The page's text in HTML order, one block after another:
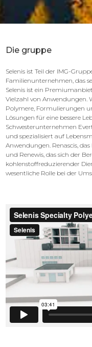
Die gruppe
Selenis ist Teil der IMG-
Familienunternehmen, das
Selenis ist ein
Vielzahl von Anwendungen.
Polymere, Formulierungen
Lösungen für eine bessere
Schwesterunternehmen
und spezialisiert auf
Anwendungen. Renascis,
und Renewis, das sich der
kohlenstoffreduzierender
wesentliche Rolle bei der